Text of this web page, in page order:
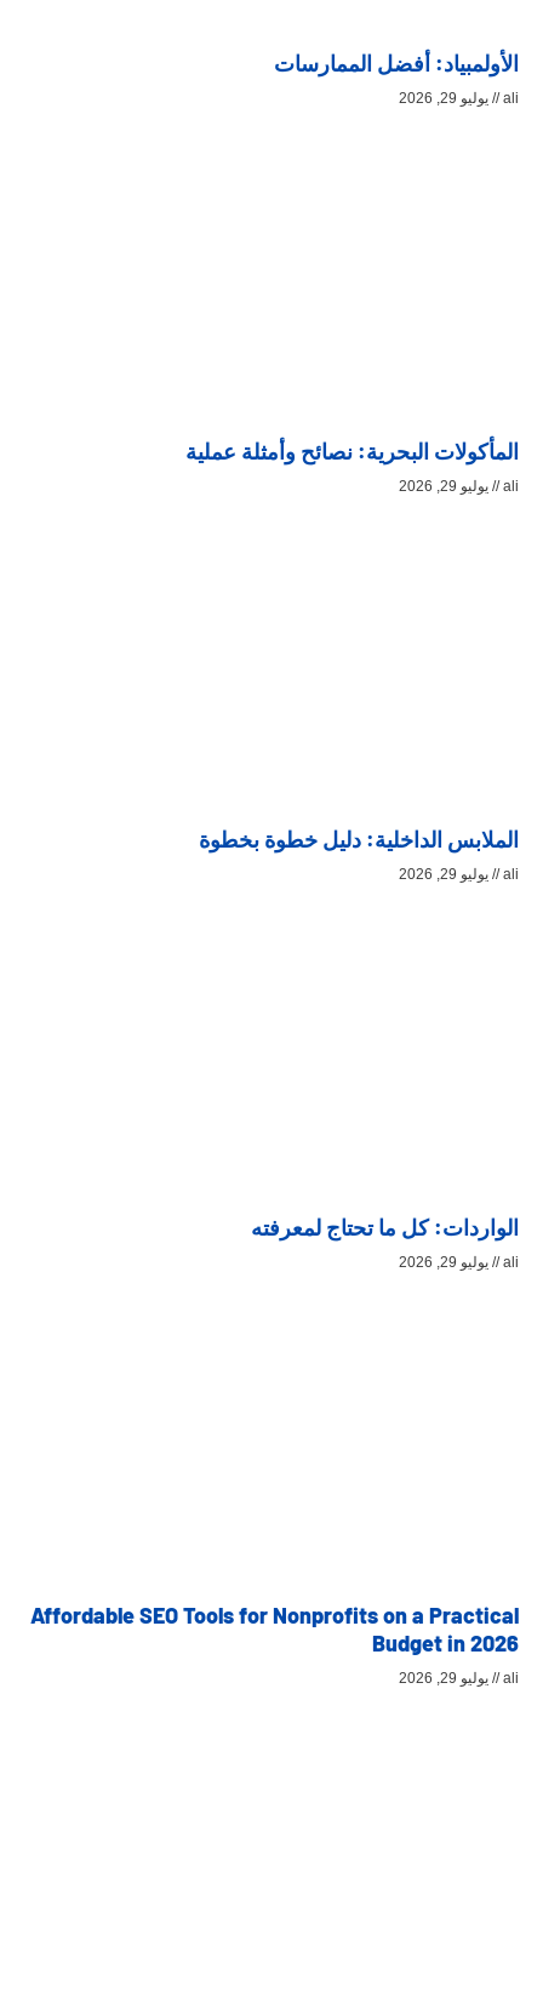
الأولمبياد: أفضل الممارسات
ali يوليو 29, 2026
المأكولات البحرية: نصائح وأمثلة عملية
ali يوليو 29, 2026
الملابس الداخلية: دليل خطوة بخطوة
ali يوليو 29, 2026
الواردات: كل ما تحتاج لمعرفته
ali يوليو 29, 2026
Affordable SEO Tools for Nonprofits on a Practical
Budget in 2026
ali يوليو 29, 2026